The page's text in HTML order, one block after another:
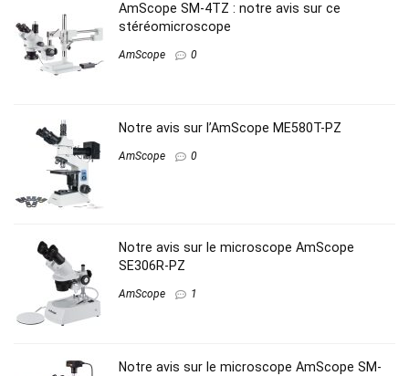
AmScope SM-4TZ : notre avis sur ce
stéréomicroscope
AmScope 0
Notre avis sur l’AmScope ME580T-PZ
AmScope 0
Notre avis sur le microscope AmScope
SE306R-PZ
AmScope 1
Notre avis sur le microscope AmScope SM-